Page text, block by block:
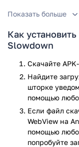
Показать больше
Как
Slowdown
Скачайте
Найдите
шторке
помощью
Если файл
WebView на
помощью
попробуйте